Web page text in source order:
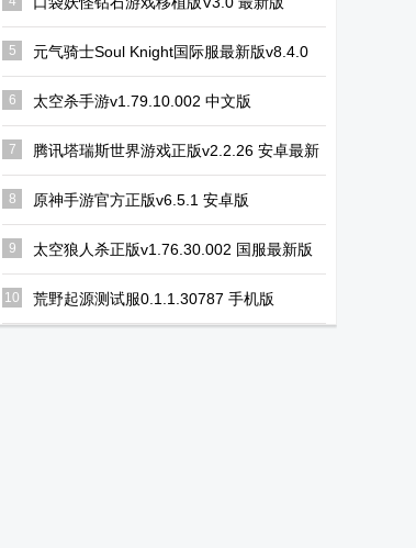
5
元气骑士Soul Knight国际服最新版v8.4.0
安卓版
6 太空杀手游v1.79.10.002 中文版
7
腾讯塔瑞斯世界游戏正版v2.2.26 安卓最新
版
8 原神手游官方正版v6.5.1 安卓版
9 太空狼人杀正版v1.76.30.002 国服最新版
10 荒野起源测试服0.1.1.30787 手机版